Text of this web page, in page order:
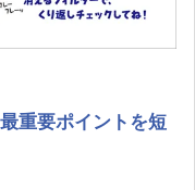
重要ポイントを短